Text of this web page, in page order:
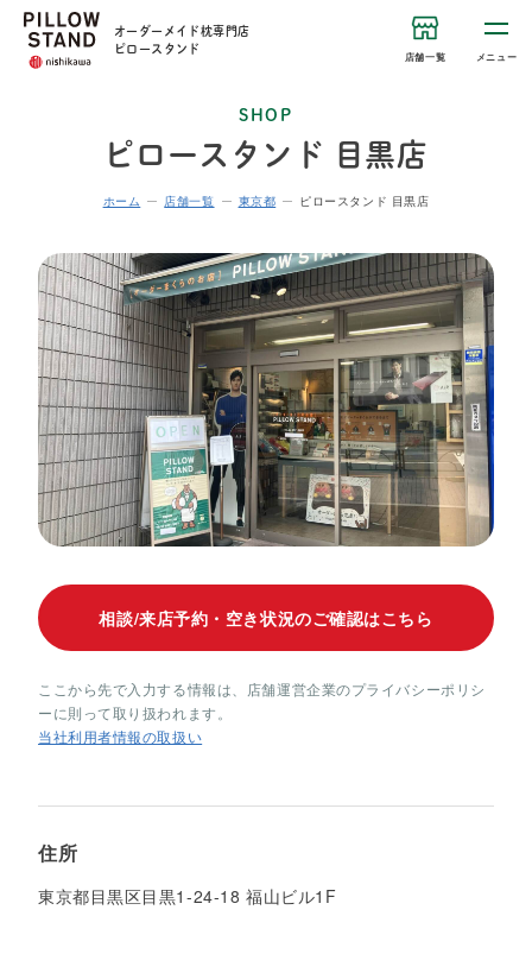
オーダーメイド枕専門店
ピロースタンド
店舗一覧 メニュー
SHOP
ピロースタンド 目黒店
ホーム 店舗一覧 東京都 ピロースタンド 目黒店
相談/来店予約・空き状況のご確認はこちら
ここから先で入力する情報は、店舗運営企業のプライバシーポリシ
ーに則って取り扱われます。
当社利用者情報の取扱い
住所
東京都目黒区目黒1-24-18 福山ビル1F